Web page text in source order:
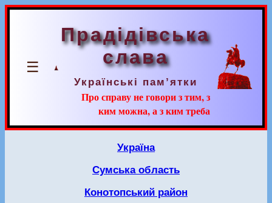
☰
Прадідівська
слава
Українські пам’ятки
Про справу не говори з тим, з
ким можна, а з ким треба
Україна
Сумська область
Конотопський район